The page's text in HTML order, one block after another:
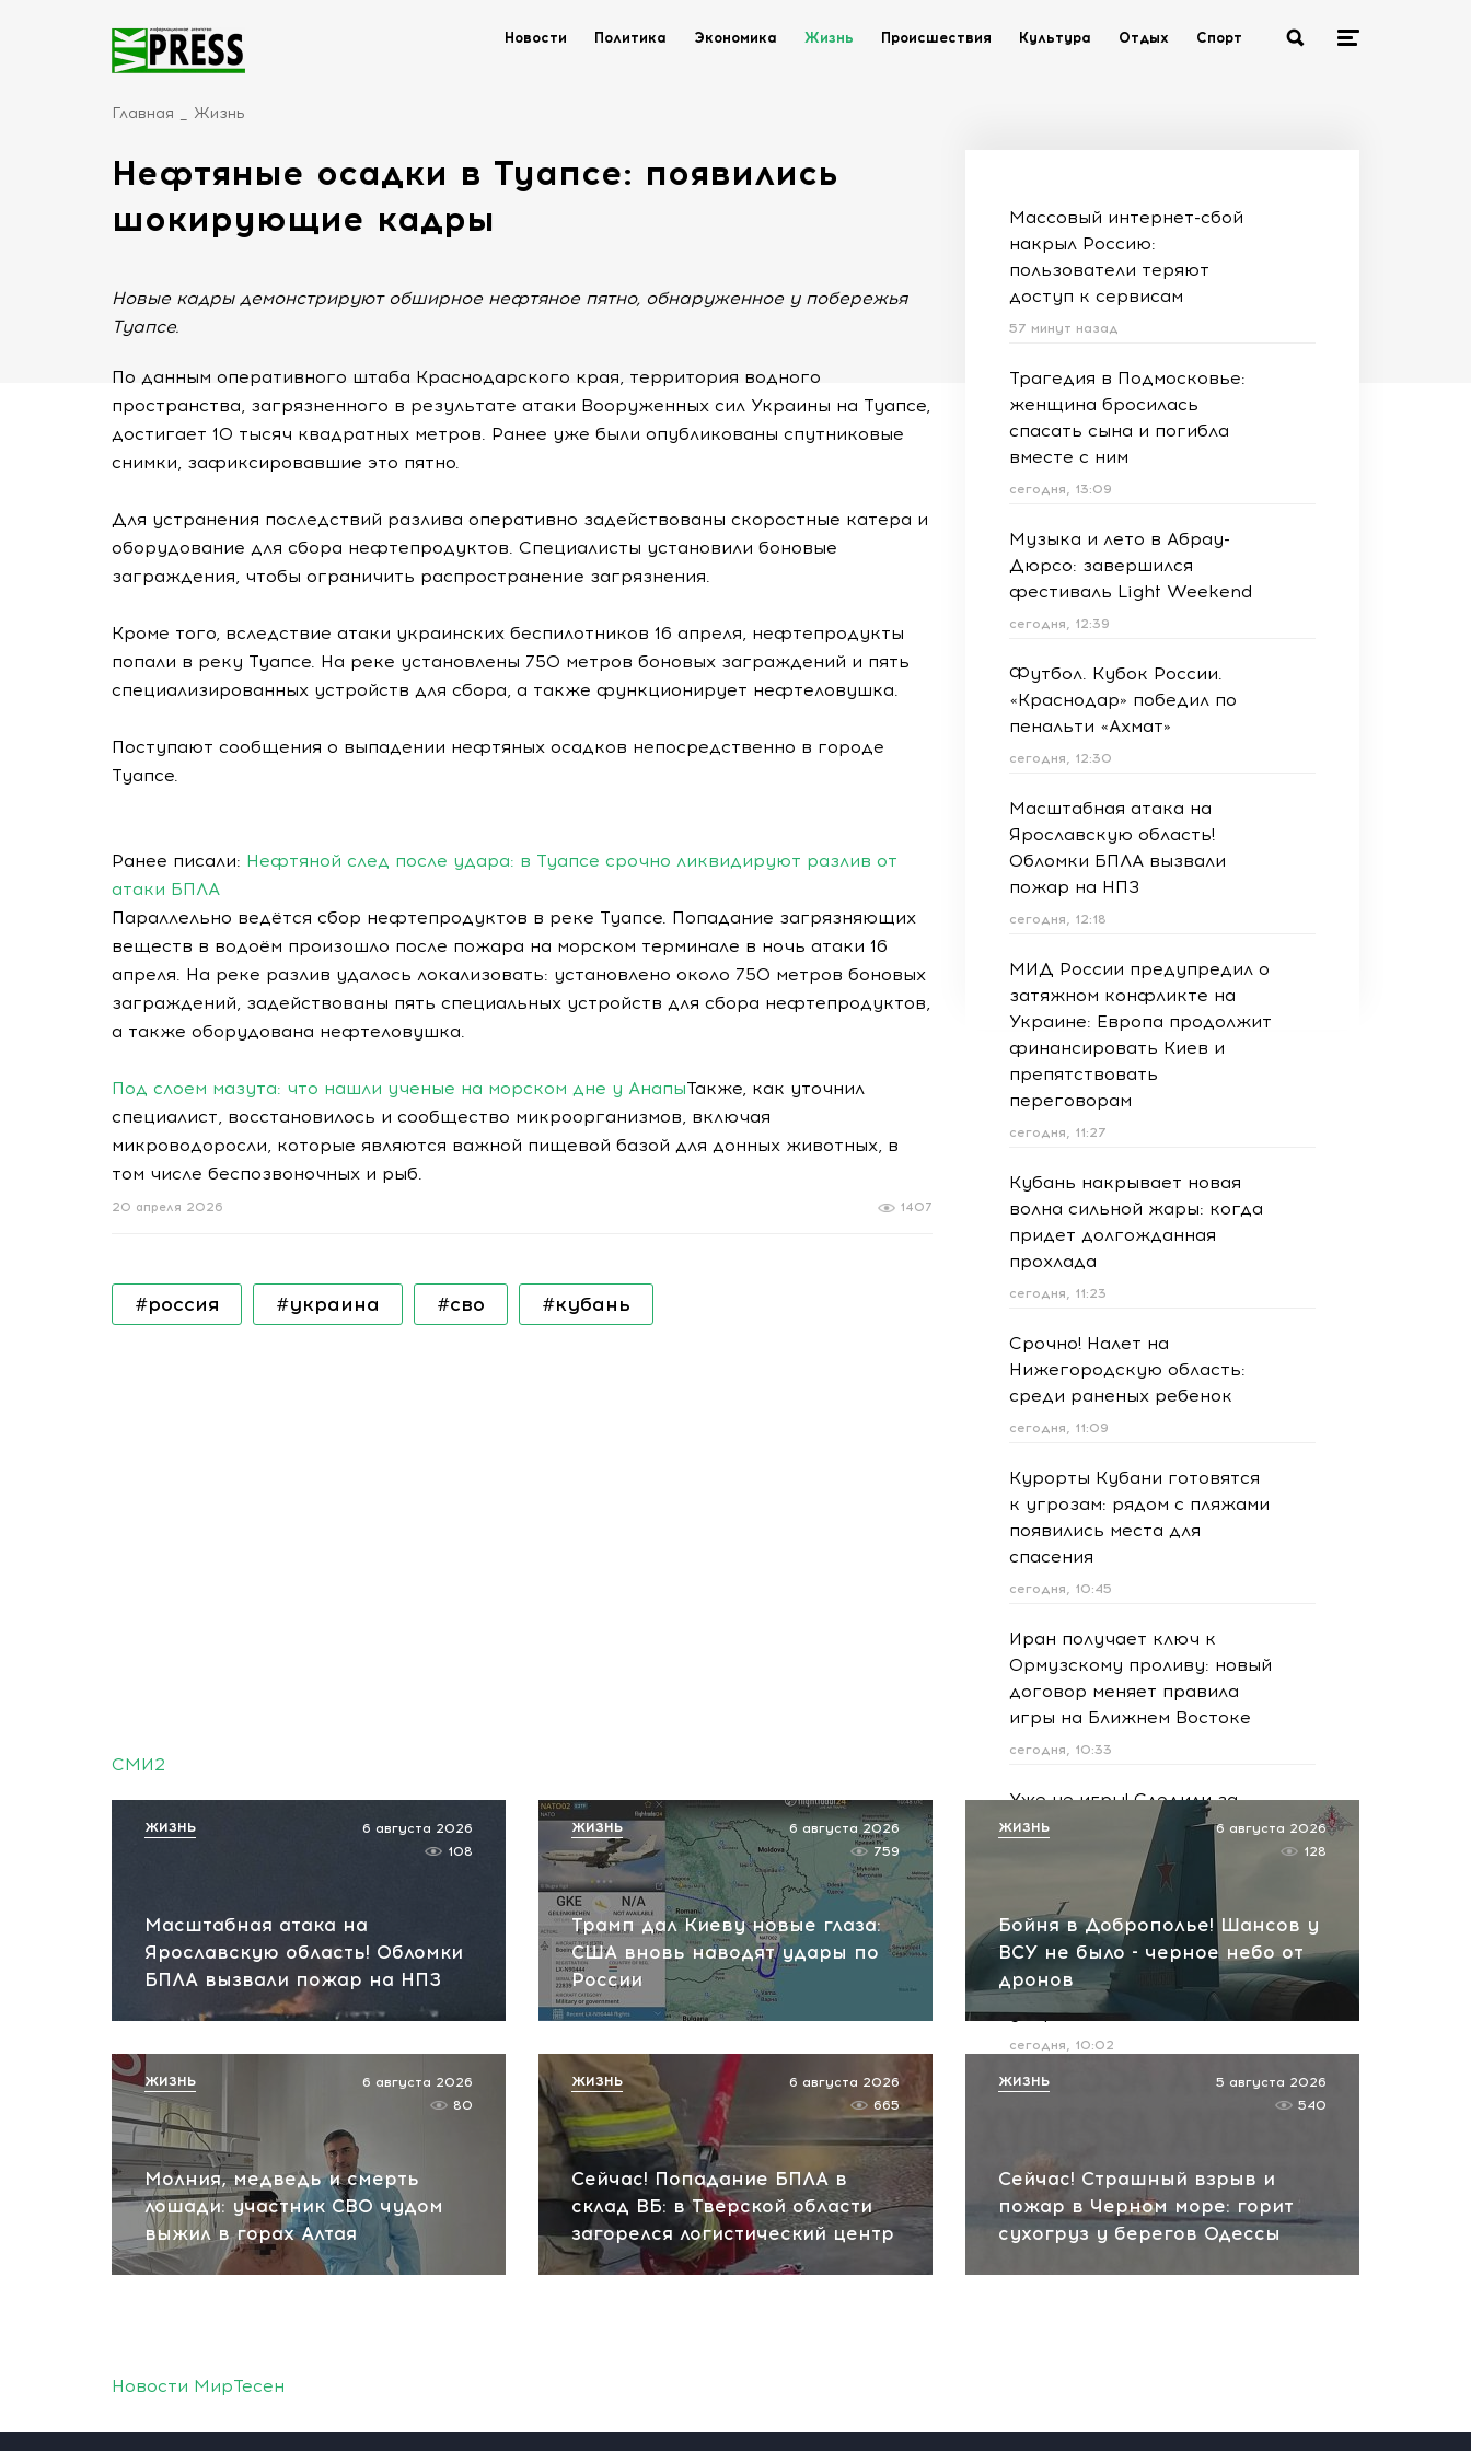
Новости Политика Экономика Жизнь Происшествия Культура Отдых Спорт
Главная Жизнь
Нефтяные осадки в Туапсе: появились
шокирующие кадры
Новые кадры демонстрируют обширное нефтяное пятно, обнаруженное у побережья
Туапсе.
По данным оперативного штаба Краснодарского края, территория водного
пространства, загрязненного в результате атаки Вооруженных сил Украины на Туапсе,
достигает 10 тысяч квадратных метров. Ранее уже были опубликованы спутниковые
снимки, зафиксировавшие это пятно.
Для устранения последствий разлива оперативно задействованы скоростные катера и
оборудование для сбора нефтепродуктов. Специалисты установили боновые
заграждения, чтобы ограничить распространение загрязнения.
Кроме того, вследствие атаки украинских беспилотников 16 апреля, нефтепродукты
попали в реку Туапсе. На реке установлены 750 метров боновых заграждений и пять
специализированных устройств для сбора, а также функционирует нефтеловушка.
Поступают сообщения о выпадении нефтяных осадков непосредственно в городе
Туапсе.
Ранее писали: Нефтяной след после удара: в Туапсе срочно ликвидируют разлив от
атаки БПЛА
Параллельно ведётся сбор нефтепродуктов в реке Туапсе. Попадание загрязняющих
веществ в водоём произошло после пожара на морском терминале в ночь атаки 16
апреля. На реке разлив удалось локализовать: установлено около 750 метров боновых
заграждений, задействованы пять специальных устройств для сбора нефтепродуктов,
а также оборудована нефтеловушка.
Под слоем мазута: что нашли ученые на морском дне у АнапыТакже, как уточнил
специалист, восстановилось и сообщество микроорганизмов, включая
микроводоросли, которые являются важной пищевой базой для донных животных, в
том числе беспозвоночных и рыб.
1407
20 апреля 2026
#россия #украина #сво #кубань
Массовый интернет-сбой
накрыл Россию:
пользователи теряют
доступ к сервисам
57 минут назад
Трагедия в Подмосковье:
женщина бросилась
спасать сына и погибла
вместе с ним
сегодня, 13:09
Музыка и лето в Абрау-
Дюрсо: завершился
фестиваль Light Weekend
сегодня, 12:39
Футбол. Кубок России.
«Краснодар» победил по
пенальти «Ахмат»
сегодня, 12:30
Масштабная атака на
Ярославскую область!
Обломки БПЛА вызвали
пожар на НПЗ
сегодня, 12:18
МИД России предупредил о
затяжном конфликте на
Украине: Европа продолжит
финансировать Киев и
препятствовать
переговорам
сегодня, 11:27
Кубань накрывает новая
волна сильной жары: когда
придет долгожданная
прохлада
сегодня, 11:23
Срочно! Налет на
Нижегородскую область:
среди раненых ребенок
сегодня, 11:09
Курорты Кубани готовятся
к угрозам: рядом с пляжами
появились места для
спасения
сегодня, 10:45
Иран получает ключ к
Ормузскому проливу: новый
договор меняет правила
игры на Ближнем Востоке
сегодня, 10:33
Уже не игры! Следили за
военными и готовили
взрыв: ФСБ раскрыла
опасный план подростков
сегодня, 10:09
Трамп дал Киеву новые
глаза: США вновь наводят
удары по России
сегодня, 10:02
СМИ2
Масштабная атака на
Ярославскую область! Обломки
БПЛА вызвали пожар на НПЗ
6 августа 2026
108
ЖИЗНЬ
Трамп дал Киеву новые глаза:
США вновь наводят удары по
России
6 августа 2026
759
ЖИЗНЬ
Бойня в Доброполье! Шансов у
ВСУ не было - черное небо от
дронов
6 августа 2026
128
ЖИЗНЬ
Молния, медведь и смерть
лошади: участник СВО чудом
выжил в горах Алтая
6 августа 2026
80
ЖИЗНЬ
Сейчас! Попадание БПЛА в
склад ВБ: в Тверской области
загорелся логистический центр
6 августа 2026
665
ЖИЗНЬ
Сейчас! Страшный взрыв и
пожар в Черном море: горит
сухогруз у берегов Одессы
5 августа 2026
540
ЖИЗНЬ
Новости МирТесен